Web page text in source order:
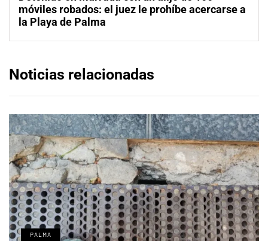
móviles robados: el juez le prohíbe acercarse a
la Playa de Palma
Noticias relacionadas
PALMA